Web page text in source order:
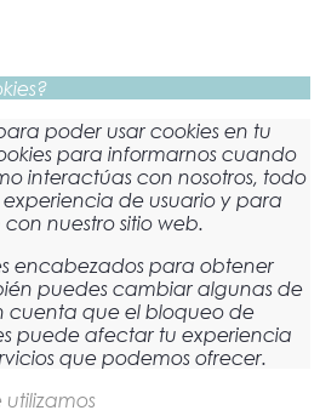
poder usar cookies en tu
para informarnos cuando
interactúas con nosotros, todo
de usuario y para
nuestro sitio web.
encabezados para obtener
puedes cambiar algunas de
cuenta que el bloqueo de
puede afectar tu experiencia
que podemos ofrecer.